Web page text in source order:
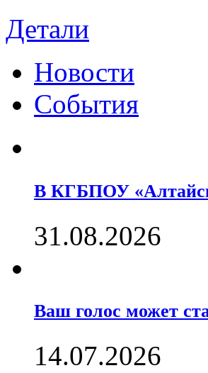
Детали
Новости
События
В КГБПОУ
31.08.2026
Ваш голос может
14.07.2026